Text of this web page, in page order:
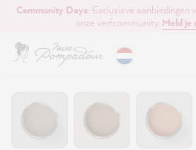
hoofdinhoud
Community Days: Exclusieve aanbiedingen
onze verfcommunity. Meld je